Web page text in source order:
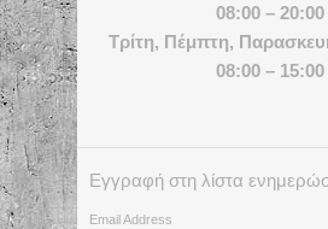
08:00 – 20:00
Τρίτη, Πέμπτη,
08:00 – 15:00
Εγγραφή στη λίστα
Email Address